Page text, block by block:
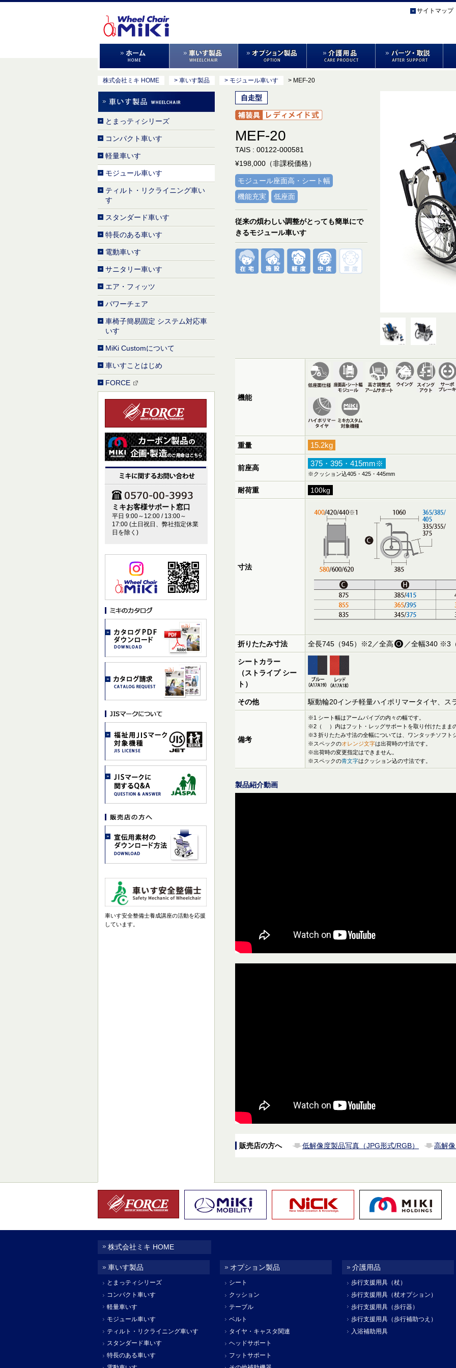
サイトマップ
株式会社ミキ HOME > 車いす製品 > モジュール車いす > MEF-20
自走型
MEF-20
TAIS : 00122-000581
¥198,000（非課税価格）
モジュール座面高・シート幅
機能充実
低座面
従来の煩わしい調整がとっても簡単にで
きるモジュール車いす
機能
重量 15.2kg
前座高 375・395・415mm※
※クッション込405・425・445mm
耐荷重 100kg
寸法
折りたたみ寸法 全長745（945）※2／全高 O ／全幅340 ※3
シートカラー
（ストライプ シー
ト）
その他 駆動輪20インチ軽量ハイポリマータイヤ、ス
備考
※1 シート幅はアームパイプの内々の幅です。
※2（ ）内はフット・レッグサポートを取り付けたまま
※3 折りたたみ寸法の全幅については、ワンタッチソフト
※スペックのオレンジ文字は出荷時の寸法です。
※出荷時の変更指定はできません。
※スペックの青文字はクッション込の寸法です。
製品紹介動画
販売店の方へ 低解像度製品写真（JPG形式/RGB） 高解
とまっティシリーズ
コンパクト車いす
軽量車いす
モジュール車いす
ティルト・リクライニング車い
す
スタンダード車いす
特長のある車いす
電動車いす
サニタリー車いす
エア・フィッツ
パワーチェア
車椅子簡易固定 システム対応車
いす
MiKi Customについて
車いすことはじめ
FORCE
ミキお客様サポート窓口
平日 9:00～12:00 / 13:00～
17:00 (土日祝日、弊社指定休業
日を除く)
車いす安全整備士養成講座の活動を応援
しています。
株式会社ミキ HOME
車いす製品
とまっティシリーズ
コンパクト車いす
軽量車いす
モジュール車いす
ティルト・リクライニング車いす
スタンダード車いす
特長のある車いす
オプション製品
シート
クッション
テーブル
ベルト
タイヤ・キャスタ関連
ヘッドサポート
フットサポート
介護用品
歩行支援用具（杖）
歩行支援用具（杖オプション）
歩行支援用具（歩行器）
歩行支援用具（歩行補助つえ）
入浴補助用具